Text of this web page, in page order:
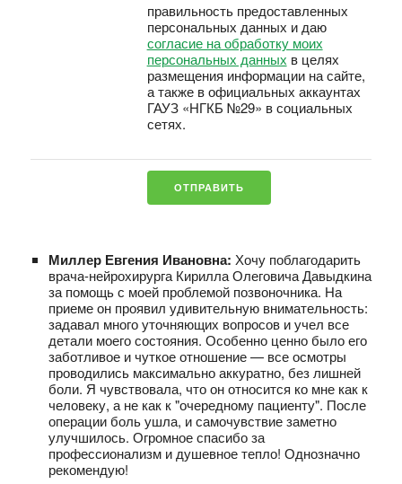
правильность предоставленных
персональных данных и даю
согласие на обработку моих
персональных данных в целях
размещения информации на сайте,
а также в официальных аккаунтах
ГАУЗ «НГКБ №29» в социальных
сетях.
Миллер Евгения Ивановна: Хочу поблагодарить
врача-нейрохирурга Кирилла Олеговича Давыдкина
за помощь с моей проблемой позвоночника. На
приеме он проявил удивительную внимательность:
задавал много уточняющих вопросов и учел все
детали моего состояния. Особенно ценно было его
заботливое и чуткое отношение — все осмотры
проводились максимально аккуратно, без лишней
боли. Я чувствовала, что он относится ко мне как к
человеку, а не как к "очередному пациенту". После
операции боль ушла, и самочувствие заметно
улучшилось. Огромное спасибо за
профессионализм и душевное тепло! Однозначно
рекомендую!